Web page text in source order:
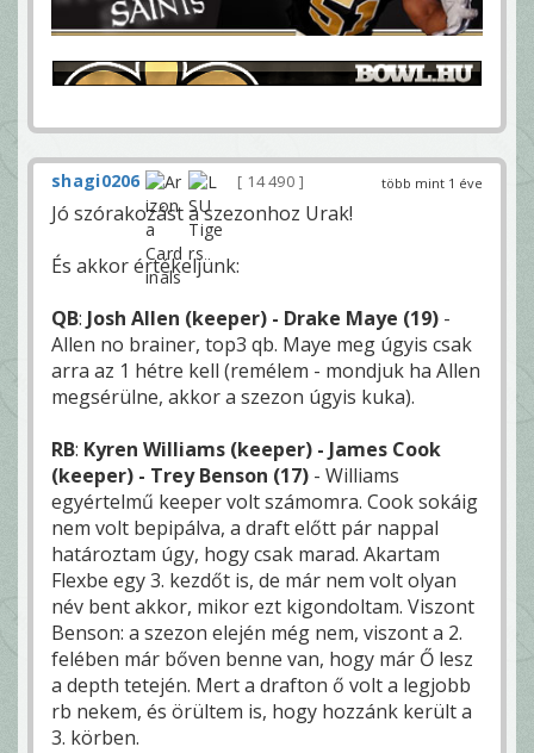
több mint 1 éve
shagi0206 14 490
Jó szórakozást a szezonhoz Urak!
És akkor értékeljünk:
QB: Josh Allen (keeper) - Drake Maye (19) -
Allen no brainer, top3 qb. Maye meg úgyis csak
arra az 1 hétre kell (remélem - mondjuk ha Allen
megsérülne, akkor a szezon úgyis kuka).
RB: Kyren Williams (keeper) - James Cook
(keeper) - Trey Benson (17) - Williams
egyértelmű keeper volt számomra. Cook sokáig
nem volt bepipálva, a draft előtt pár nappal
határoztam úgy, hogy csak marad. Akartam
Flexbe egy 3. kezdőt is, de már nem volt olyan
név bent akkor, mikor ezt kigondoltam. Viszont
Benson: a szezon elején még nem, viszont a 2.
felében már bőven benne van, hogy már Ő lesz
a depth tetején. Mert a drafton ő volt a legjobb
rb nekem, és örültem is, hogy hozzánk került a
3. körben.